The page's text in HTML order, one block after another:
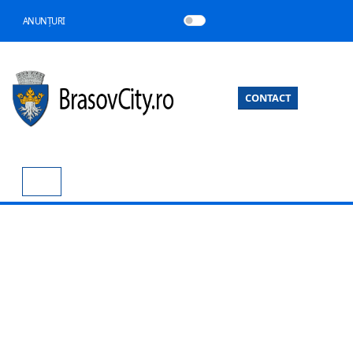
ANUNȚURI
CONTACT